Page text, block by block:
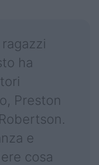
ha
Preston
e
cosa